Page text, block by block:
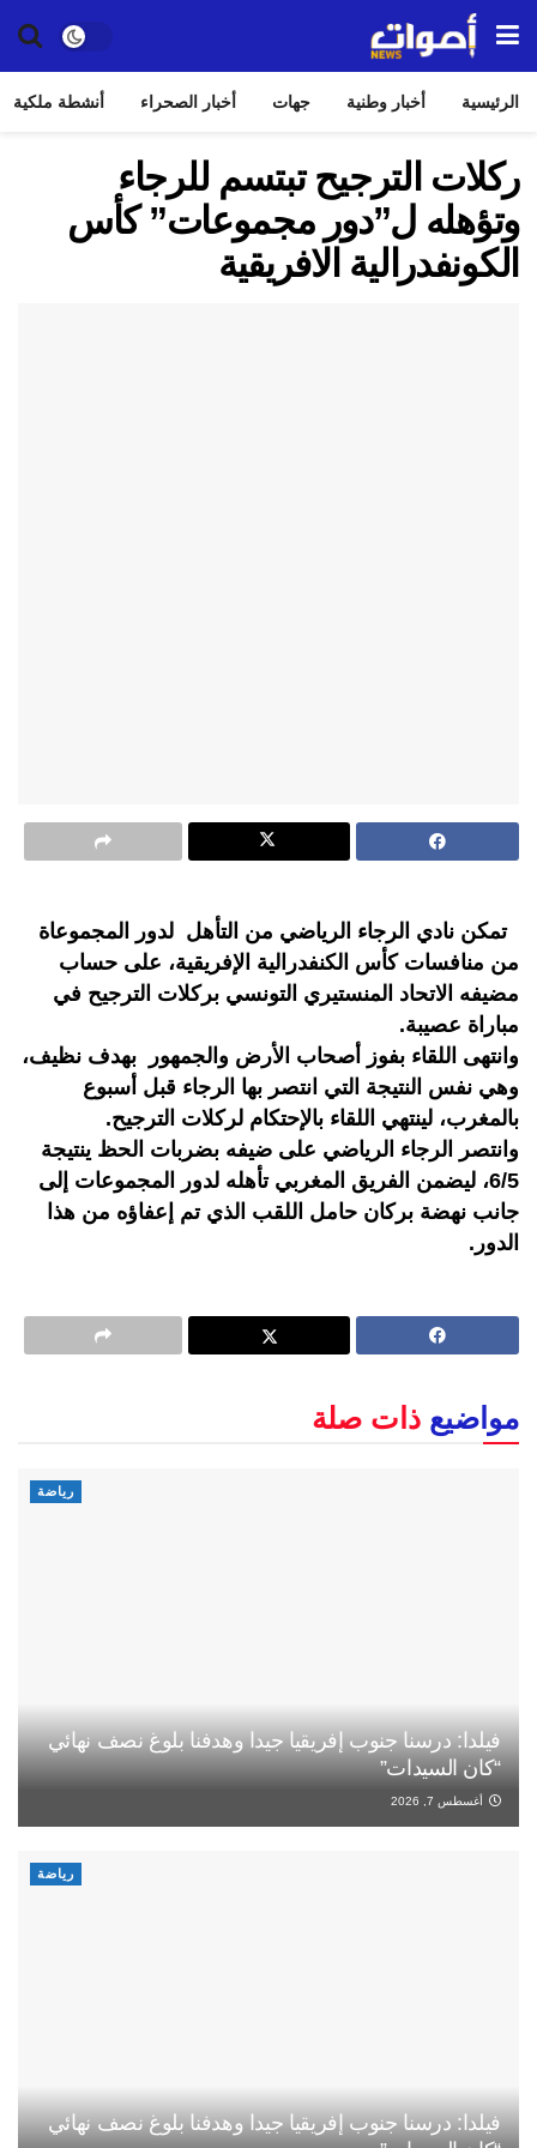
الرئيسية أخبار وطنية جهات أخبار الصحراء أنشطة ملكية
ركلات الترجيح تبتسم للرجاء
وتؤهله ل”دور مجموعات” كأس
الكونفدرالية الافريقية
تمكن نادي الرجاء الرياضي من التأهل لدور المجموعاة
من منافسات كأس الكنفدرالية الإفريقية، على حساب
مضيفه الاتحاد المنستيري التونسي بركلات الترجيح في
مباراة عصيبة.
وانتهى اللقاء بفوز أصحاب الأرض والجمهور بهدف نظيف،
وهي نفس النتيجة التي انتصر بها الرجاء قبل أسبوع
بالمغرب، لينتهي اللقاء بالإحتكام لركلات الترجيح.
وانتصر الرجاء الرياضي على ضيفه بضربات الحظ ينتيجة
6/5، ليضمن الفريق المغربي تأهله لدور المجموعات إلى
جانب نهضة بركان حامل اللقب الذي تم إعفاؤه من هذا
الدور.
مواضيع ذات صلة
رياضة
فيلدا: درسنا جنوب إفريقيا جيدا وهدفنا بلوغ نصف نهائي
“كان السيدات”
أغسطس 7, 2026
رياضة
فيلدا: درسنا جنوب إفريقيا جيدا وهدفنا بلوغ نصف نهائي